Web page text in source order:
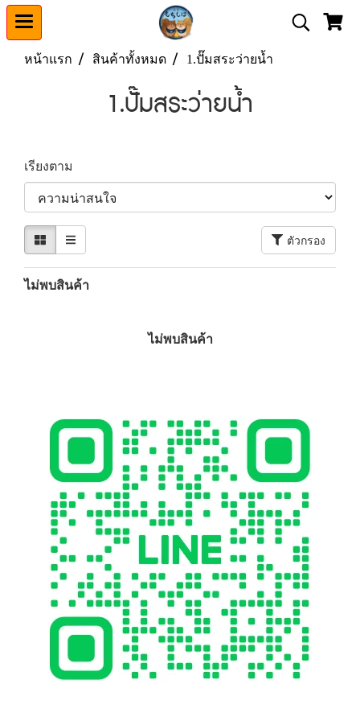
หน้าแรก สินค้าทั้งหมด 1.ปั๊มสระว่ายน้ำ
1.ปั๊มสระว่ายน้ำ
เรียงตาม
ตัวกรอง
ไม่พบสินค้า
ไม่พบสินค้า